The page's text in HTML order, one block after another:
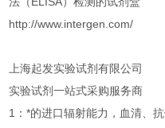
http://www.intergen.com/
上海起发实验试剂有限公司
实验试剂一站式采购服务商
1：*的进口辐射能力，血清、